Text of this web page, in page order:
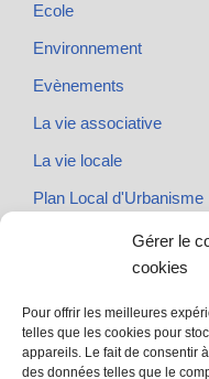
Gérer le
cookies
Pour offrir les meilleures
telles que les cookies pour
appareils. Le fait de consentir
des données telles que le
Ecole
Environnement
Evènements
La vie associative
La vie locale
Plan Local d'Urbanisme